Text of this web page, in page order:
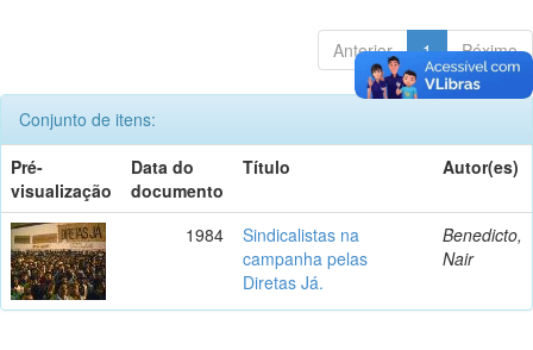
Anterior 1 Póximo
Conjunto de itens:
Pré-
visualização
Data do
documento
Título Autor(es)
1984
Sindicalistas na
campanha pelas
Diretas Já.
Benedicto,
Nair